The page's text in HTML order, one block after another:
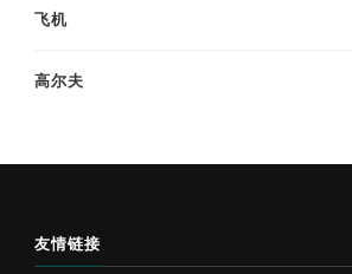
飞机
高尔夫
友情链接